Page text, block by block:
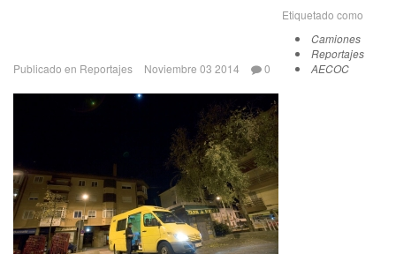
Publicado en Reportajes Noviembre 03 2014 0
Etiquetado como
Camiones
Reportajes
AECOC